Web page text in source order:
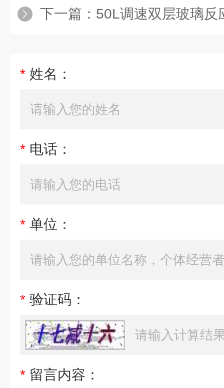
下一篇： 50L调速双层玻璃反
* 姓名：
* 电话：
* 单位：
* 验证码：
* 留言内容：